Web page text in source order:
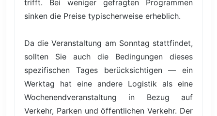
trifft. Bei weniger gefragten Programmen
sinken die Preise typischerweise erheblich.
Da die Veranstaltung am Sonntag stattfindet,
sollten Sie auch die Bedingungen dieses
spezifischen Tages berücksichtigen — ein
Werktag hat eine andere Logistik als eine
Wochenendveranstaltung in Bezug auf
Verkehr, Parken und öffentlichen Verkehr. Der